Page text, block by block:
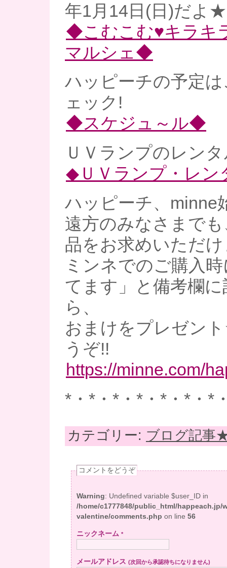
年1月14日(日)だよ★
◆こむこむ♥キラキ
マルシェ◆
ハッピーチの予定
ェック!
◆スケジュ～ル◆
ＵＶランプのレン
◆ＵＶランプ・レ
ハッピーチ、minne
遠方のみなさまで
品をお求めいただ
ミンネでのご購入
てます」と備考欄
ら、
おまけをプレゼン
うぞ!!
https://minne.com/
*・*・*・*・*・*・*
カテゴリー: ブログ記事
コメントをどうぞ
Warning
: Undefined variable $user_ID in
/home/c1777848/public_html/happeach.jp/
valentine/comments.php on line 56
ニックネーム *
メールアドレス (次回から承認待ちになりません)